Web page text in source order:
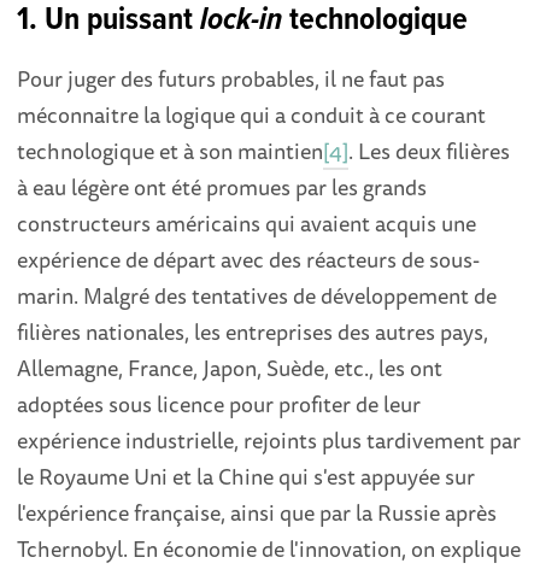
1. Un puissantlock-intechnologique
Pour juger des futurs probables, il ne faut pas
méconnaitre la logique qui a conduit à ce courant
technologique et à son maintien[4]. Les deux filières
à eau légère ont été promues par les grands
constructeurs américains qui avaient acquis une
expérience de départ avec des réacteurs de sous-
marin. Malgré des tentatives de développement de
filières nationales, les entreprises des autres pays,
Allemagne, France, Japon, Suède, etc., les ont
adoptées sous licence pour profiter de leur
expérience industrielle, rejoints plus tardivement par
le Royaume Uni et la Chine qui s'est appuyée sur
l'expérience française, ainsi que par la Russie après
Tchernobyl. En économie de l'innovation, on explique